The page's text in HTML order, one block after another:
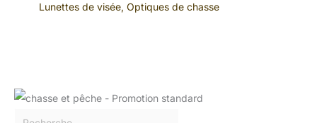
Lunettes de visée, Optiques de chasse